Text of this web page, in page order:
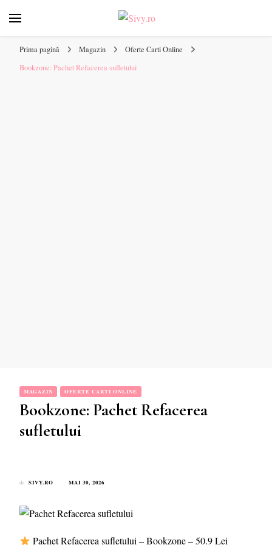
online pentru tine.
Prima pagină Magazin
Oferte Carti Online
Bookzone: Pachet Refacerea sufletului
MAGAZIN OFERTE CARTI ONLINE
Bookzone: Pachet Refacerea
sufletului
de SIVY.RO MAI 30, 2026
Pachet Refacerea sufletului – Bookzone – 50.9 Lei